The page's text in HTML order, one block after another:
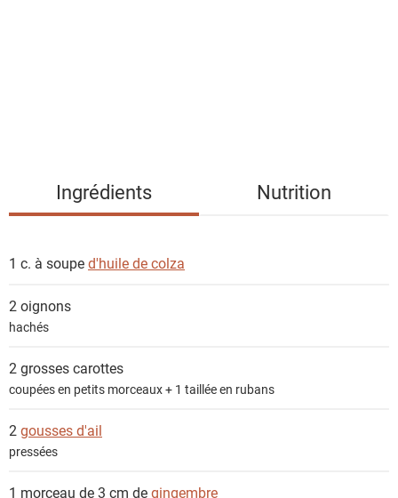
n
s
Ingrédients Nutrition
1 c. à souped'huile de colza
2 oignons
hachés
2 grossescarottes
coupées en petits morceaux + 1 taillée en rubans
2 gousses d'ail
pressées
1 morceau de 3 cm degingembre